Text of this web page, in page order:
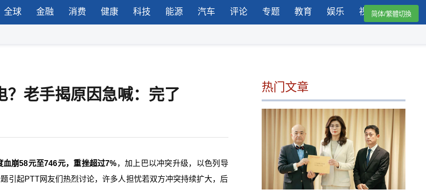
全球 金融 消费 健康 科技 能源 汽车 评论 专题 教育 娱乐 视频简体/繁體切換
？老手揭原因急喊：完了
崩58元至746元，重挫超过7%，加上巴以冲突升级，以色列导
引起PTT网友们热烈讨论，许多人担忧若双方冲突持续扩大，后
热门文章